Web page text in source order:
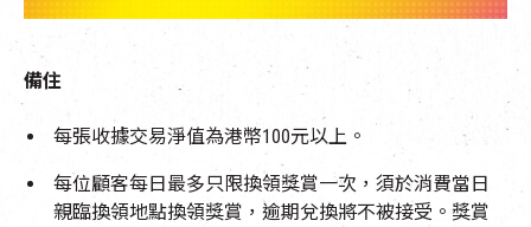
備住
每張收據交易淨值為港幣100元以上。
每位顧客每日最多只限換領獎賞一次，須於消費當日
親臨換領地點換領獎賞，逾期兌換將不被接受。獎賞